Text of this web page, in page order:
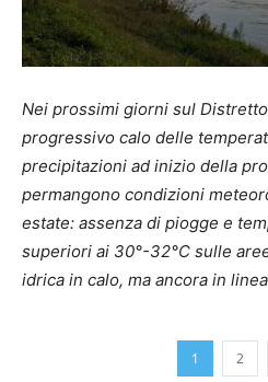
Nei prossimi giorni sul
progressivo calo delle
precipitazioni ad inizio della
permangono condizioni
estate: assenza di piogge e
superiori ai 30°-32°C sulle
idrica in calo, ma ancora in
1 2